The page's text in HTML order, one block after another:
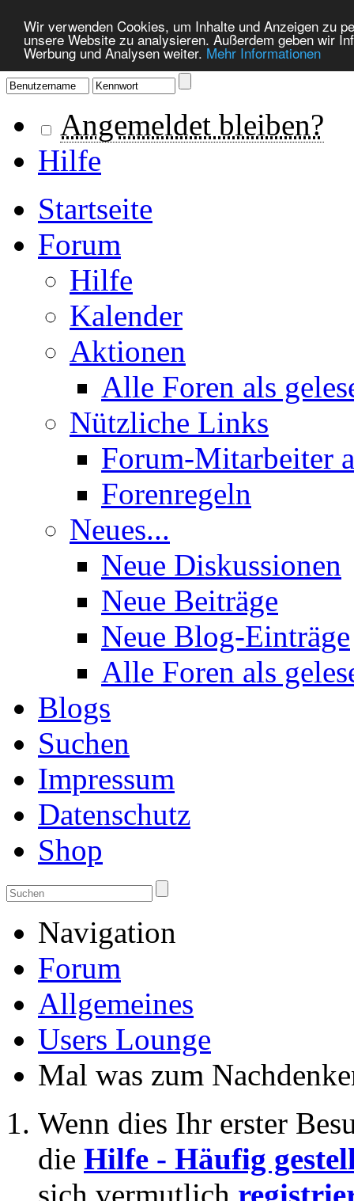
Wir verwenden Cookies, um Inhalte und Anzeigen zu
unsere Website zu analysieren. Außerdem geben wir
Werbung und Analysen weiter. Mehr Informationen
Angemeldet bleiben?
Hilfe
Startseite
Forum
Hilfe
Kalender
Aktionen
Alle Foren als
Nützliche Links
Forum-Mitarbeiter
Forenregeln
Neues...
Neue Diskussionen
Neue Beiträge
Neue Blog-Einträge
Alle Foren als
Blogs
Suchen
Impressum
Datenschutz
Shop
Navigation
Forum
Allgemeines
Users Lounge
Mal was zum
Wenn dies Ihr erster
die Hilfe - Häufig